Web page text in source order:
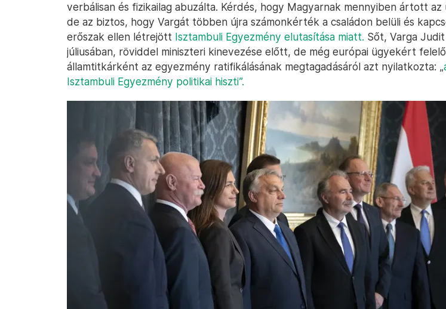
verbálisan és fizikailag abuzálta. Kérdés, hogy Magyarnak mennyiben ártott az
de az biztos, hogy Vargát többen újra számonkérték a családon belüli és
erőszak ellen létrejött Isztambuli Egyezmény elutasítása miatt. Sőt, Varga Judit
júliusában, röviddel miniszteri kinevezése előtt, de még európai ügyekért
államtitkárként az egyezmény ratifikálásának megtagadásáról azt nyilatkozta: „
Isztambuli Egyezmény politikai hiszti”.